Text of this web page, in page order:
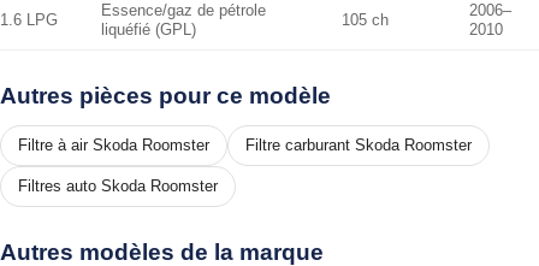
1.6 LPG
Essence/gaz de pétrole
liquéfié (GPL)
105 ch
2006–
2010
Autres pièces pour ce modèle
Filtre à air Skoda Roomster Filtre carburant Skoda Roomster
Filtres auto Skoda Roomster
Autres modèles de la marque